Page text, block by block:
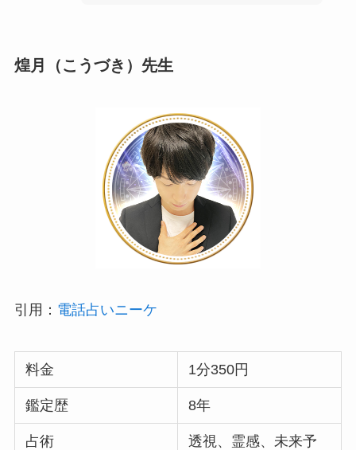
煌月（こうづき）先生
引用： 電話占いニーケ
料金 1分350円
鑑定歴 8年
占術
透視、霊感、未来予